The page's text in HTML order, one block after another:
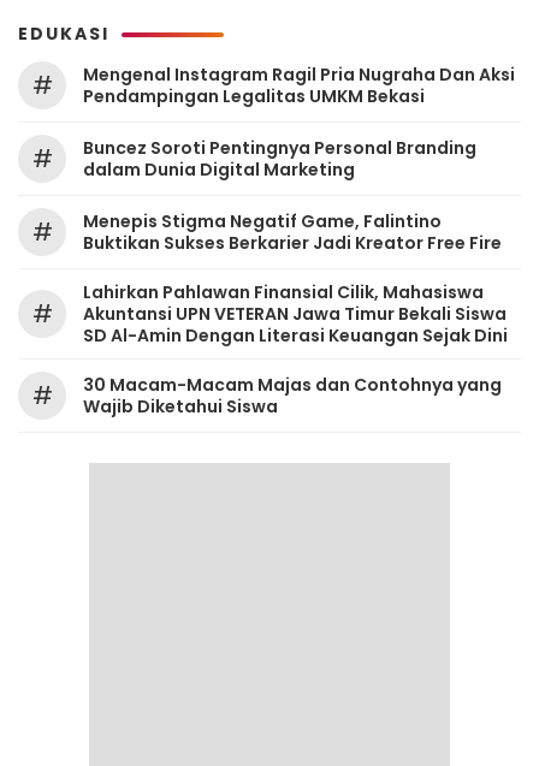
EDUKASI
#
Mengenal Instagram Ragil Pria Nugraha Dan Aksi
Pendampingan Legalitas UMKM Bekasi
#
‎Buncez Soroti Pentingnya Personal Branding
dalam Dunia Digital Marketing
#
Menepis Stigma Negatif Game, Falintino
Buktikan Sukses Berkarier Jadi Kreator Free Fire
#
Lahirkan Pahlawan Finansial Cilik, Mahasiswa
Akuntansi UPN VETERAN Jawa Timur Bekali Siswa
SD Al-Amin Dengan Literasi Keuangan Sejak Dini
#
30 Macam-Macam Majas dan Contohnya yang
Wajib Diketahui Siswa